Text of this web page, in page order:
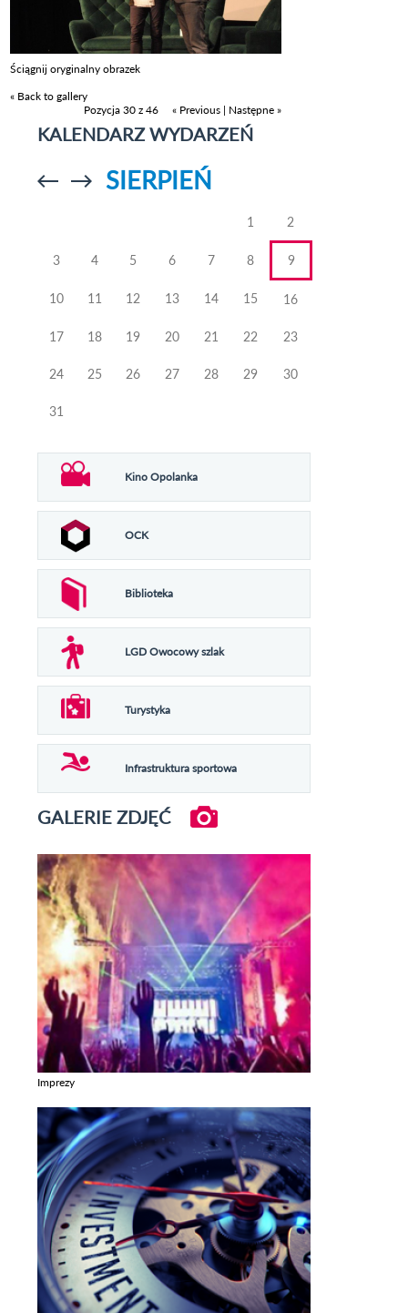
Ściągnij oryginalny obrazek
« Back to gallery
Pozycja 30 z 46
« Previous | Następne »
KALENDARZ WYDARZEŃ
Przejdź doPrzejdź do
SIERPIEŃ
1 2
3 4 5 6 7 8 9
10 11 12 13 14 15 16
17 18 19 20 21 22 23
24 25 26 27 28 29 30
31
Kino Opolanka
OCK
Biblioteka
LGD Owocowy szlak
Turystyka
Infrastruktura sportowa
GALERIE ZDJĘĆ
Imprezy